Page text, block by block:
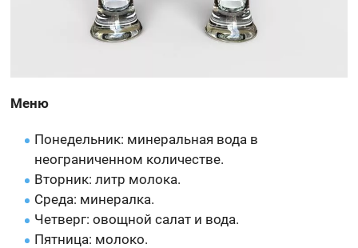
Меню
Понедельник: минеральная вода в
неограниченном количестве.
Вторник: литр молока.
Среда: минералка.
Четверг: овощной салат и вода.
Пятница: молоко.